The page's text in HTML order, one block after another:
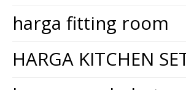
harga fitting room
HARGA KITCHEN